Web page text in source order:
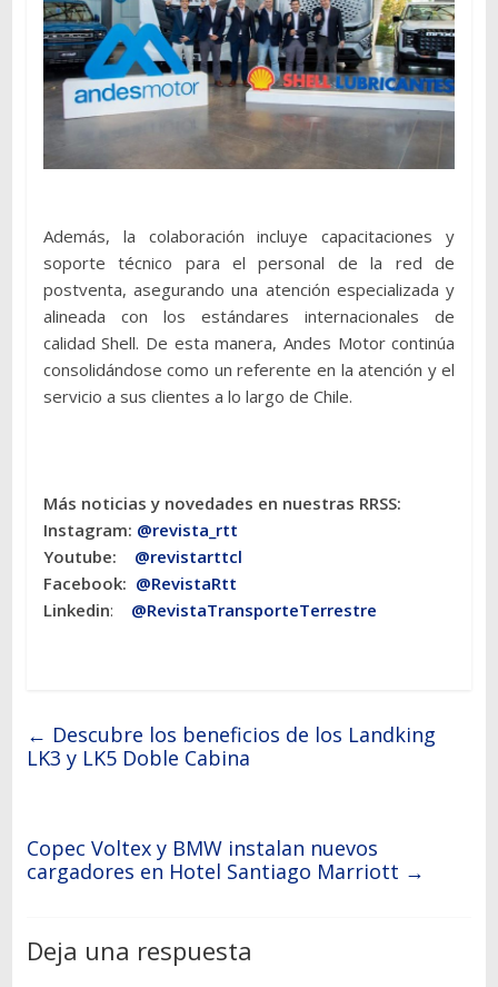
Además, la colaboración incluye capacitaciones y
soporte técnico para el personal de la red de
postventa, asegurando una atención especializada y
alineada con los estándares internacionales de
calidad Shell. De esta manera, Andes Motor continúa
consolidándose como un referente en la atención y el
servicio a sus clientes a lo largo de Chile.
Más noticias y novedades en nuestras RRSS:
Instagram: @revista_rtt
Youtube: @revistarttcl
Facebook: @RevistaRtt
Linkedin: @RevistaTransporteTerrestre
← Descubre los beneficios de los Landking
LK3 y LK5 Doble Cabina
Copec Voltex y BMW instalan nuevos
cargadores en Hotel Santiago Marriott →
Deja una respuesta